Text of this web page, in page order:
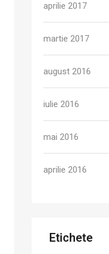
aprilie 2017
martie 2017
august 2016
iulie 2016
mai 2016
aprilie 2016
Etichete